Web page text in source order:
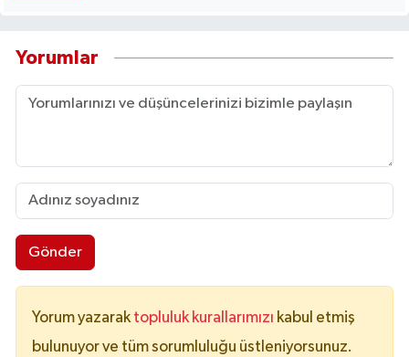
Yorumlar
Gönder
Yorum yazaraktopluluk kurallarımızı kabul etmiş
bulunuyor ve tüm sorumluluğu üstleniyorsunuz.